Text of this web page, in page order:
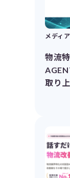
メディア
物流
取り